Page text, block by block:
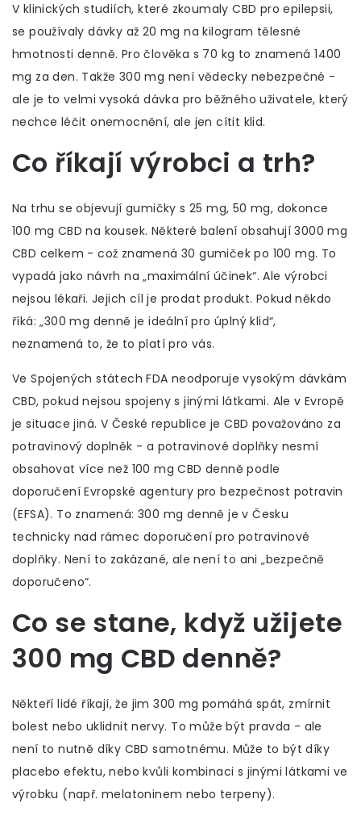
V klinických studiích, které zkoumaly CBD pro epilepsii,
se používaly dávky až 20 mg na kilogram tělesné
hmotnosti denně. Pro člověka s 70 kg to znamená 1400
mg za den. Takže 300 mg není vědecky nebezpečné -
ale je to velmi vysoká dávka pro běžného uživatele, který
nechce léčit onemocnění, ale jen cítit klid.
Co říkají výrobci a trh?
Na trhu se objevují gumičky s 25 mg, 50 mg, dokonce
100 mg CBD na kousek. Některé balení obsahují 3000 mg
CBD celkem - což znamená 30 gumiček po 100 mg. To
vypadá jako návrh na „maximální účinek“. Ale výrobci
nejsou lékaři. Jejich cíl je prodat produkt. Pokud někdo
říká: „300 mg denně je ideální pro úplný klid“,
neznamená to, že to platí pro vás.
Ve Spojených státech FDA neodporuje vysokým dávkám
CBD, pokud nejsou spojeny s jinými látkami. Ale v Evropě
je situace jiná. V České republice je CBD považováno za
potravinový doplněk - a potravinové doplňky nesmí
obsahovat více než 100 mg CBD denně podle
doporučení Evropské agentury pro bezpečnost potravin
(EFSA). To znamená: 300 mg denně je v Česku
technicky nad rámec doporučení pro potravinové
doplňky. Není to zakázané, ale není to ani „bezpečně
doporučeno“.
Co se stane, když užijete
300 mg CBD denně?
Někteří lidé říkají, že jim 300 mg pomáhá spát, zmírnit
bolest nebo uklidnit nervy. To může být pravda - ale
není to nutně díky CBD samotnému. Může to být díky
placebo efektu, nebo kvůli kombinaci s jinými látkami ve
výrobku (např. melatoninem nebo terpeny).